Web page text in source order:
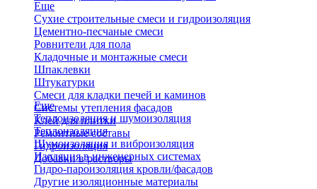
Еще
Сухие строительные смеси и гидроизоляция
Цементно-песчаные смеси
Ровнители для пола
Кладочные и монтажные смеси
Шпаклевки
Штукатурки
Смеси для кладки печей и каминов
Системы утепления фасадов
Клей для плитки
Ремонтные составы
Гидроизоляция
Добавки в растворы
Еще
Теплоизоляция и шумоизоляция
Теплоизоляция
Шумоизоляция и виброизоляция
Изоляция в инженерных системах
Гидро-пароизоляция кровли/фасадов
Другие изоляционные материалы